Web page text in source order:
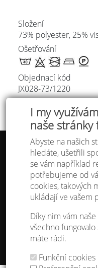
I my
naše stránky
Abyste na našich
hledáte, ušetřili
se vám například
potřebujeme od
cookies, takových
ukládají ve vašem
Díky nim vám
všechno
máte rádi.
Funkční cookies
Složení
73% polyester, 25%
Ošetřování
Objednací kód
JX028-73/1220
Tabulka velikostí
Doprava a platba
Ochrana osobních údajů
Obchodní podmínky
Kontakt
Atelier IVN
Na Výhledě 324/1
360 17 Karlovy Vary